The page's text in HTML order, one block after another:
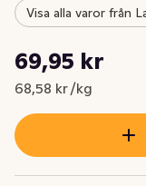
Visa alla varor från
Nuvarande pris är:
69,95 kr
68,58 kr /kg
Styckpris: 68,58 kr /